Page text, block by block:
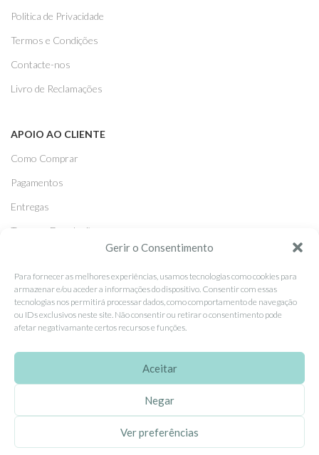
Gerir o Consentimento
Para fornecer as melhores experiências, usamos tecnologias como cookies para
armazenar e/ou aceder a informações do dispositivo. Consentir com essas
tecnologias nos permitirá processar dados, como comportamento de navegação
ou IDs exclusivos neste site. Não consentir ou retirar o consentimento pode
afetar negativamante certos recursos e funções.
Aceitar
Negar
Ver preferências
Politica de Privacidade
Termos e Condições
Contacte-nos
Livro de Reclamações
APOIO AO CLIENTE
Como Comprar
Pagamentos
Entregas
Trocas e Devoluções
SEGUE-NOS
Facebook
Instagram
Pinterest
2026 Criado por